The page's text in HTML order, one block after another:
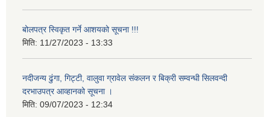
बोलपत्र स्विकृत गर्ने आशयको सूचना !!!
मिति: 11/27/2023 - 13:33
नदीजन्य ढुंगा, गिट्टी, वालुवा ग्रावेल संकलन र बिक्री सम्वन्धी सिलवन्दी
दरभाउपत्र आव्हानको सूचना ।
मिति: 09/07/2023 - 12:34